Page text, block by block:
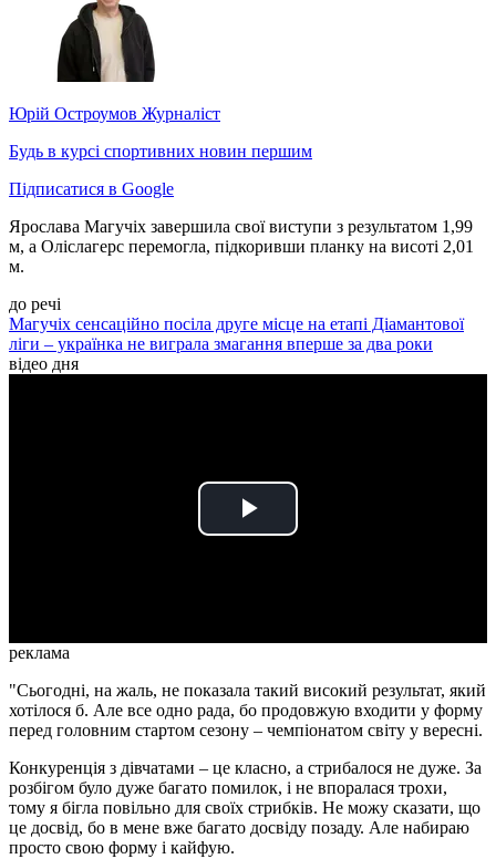
Юрій Остроумов Журналіст
Будь в курсі спортивних новин першим
Підписатися в Google
Ярослава Магучіх завершила свої виступи з результатом 1,99
м, а Оліслагерс перемогла, підкоривши планку на висоті 2,01
м.
до речі
Магучіх сенсаційно посіла друге місце на етапі Діамантової
ліги – українка не виграла змагання вперше за два роки
відео дня
Play
реклама
"Сьогодні, на жаль, не показала такий високий результат, який
хотілося б. Але все одно рада, бо продовжую входити у форму
перед головним стартом сезону – чемпіонатом світу у вересні.
Конкуренція з дівчатами – це класно, а стрибалося не дуже. За
розбігом було дуже багато помилок, і не впоралася трохи,
тому я бігла повільно для своїх стрибків. Не можу сказати, що
це досвід, бо в мене вже багато досвіду позаду. Але набираю
просто свою форму і кайфую.